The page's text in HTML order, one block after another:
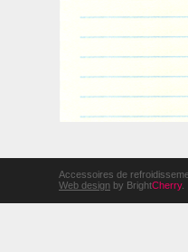
Accessoires de
Web design by BrightCherry.